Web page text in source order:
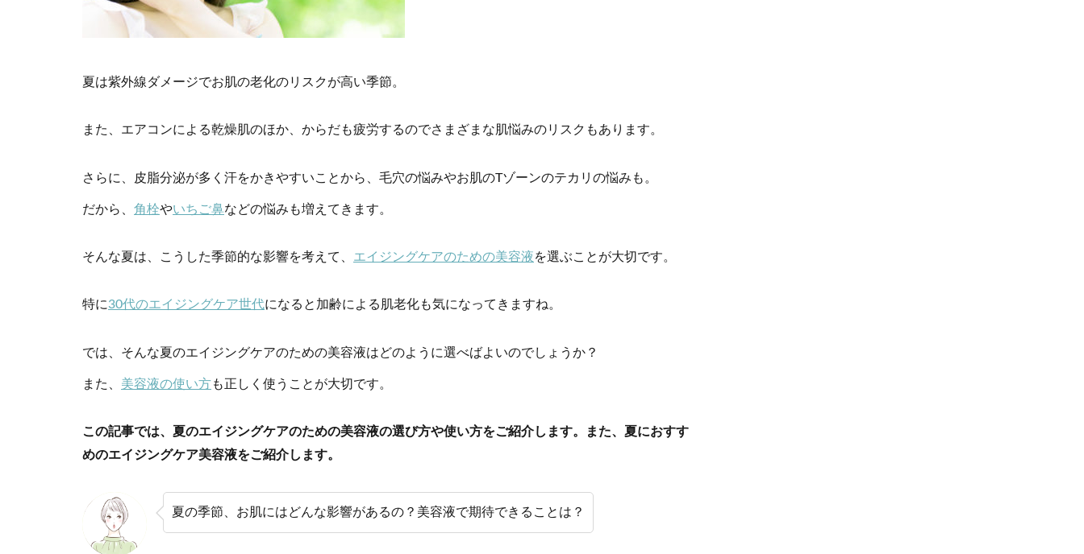
夏は紫外線ダメージでお肌の老化のリスクが高い季節。
また、エアコンによる乾燥肌のほか、からだも疲労するのでさまざまな肌悩みのリスクもあります。
さらに、皮脂分泌が多く汗をかきやすいことから、毛穴の悩みやお肌のTゾーンのテカリの悩みも。
だから、 角栓やいちご鼻などの悩みも増えてきます。
そんな夏は、こうした季節的な影響を考えて、 エイジングケアのための美容液を選ぶことが大切です。
特に30代のエイジングケア世代になると加齢による肌老化も気になってきますね。
では、そんな夏のエイジングケアのための美容液はどのように選べばよいのでしょうか？
また、 美容液の使い方も正しく使うことが大切です。
この記事では、夏のエイジングケアのための美容液の選び方や使い方をご紹介します。また、夏におすす
めのエイジングケア美容液をご紹介します。
夏の季節、お肌にはどんな影響があるの？美容液で期待できることは？